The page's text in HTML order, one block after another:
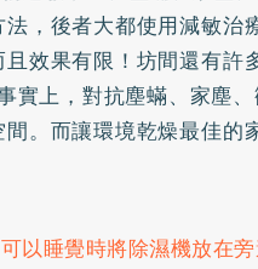
，後者大都使用減敏治
效果有限！坊間還有許
實上，對抗塵蟎、家塵
。而讓環境乾燥最佳的
以睡覺時將除濕機放在旁